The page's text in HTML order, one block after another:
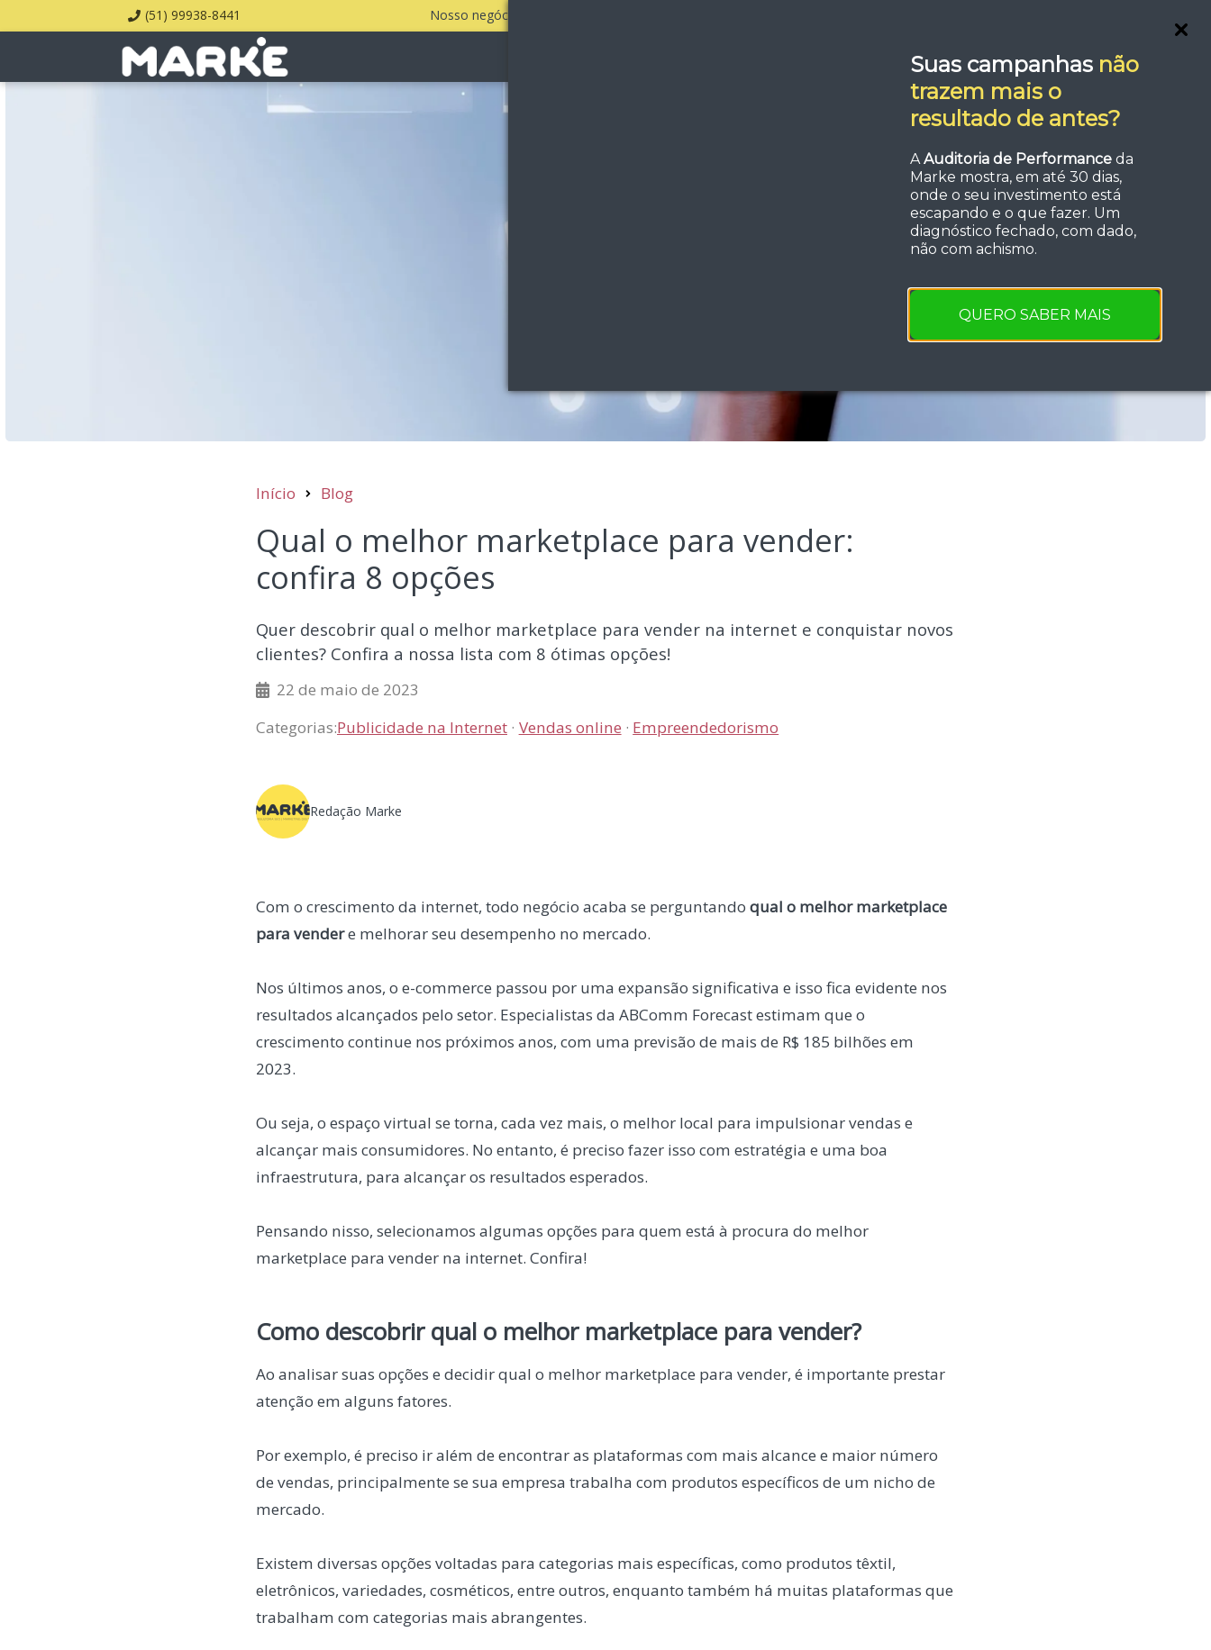
Suas campanhas não
trazem mais o
resultado de antes?
AAuditoria de Performance da
Marke mostra, em até 30 dias,
onde o seu investimento está
escapando e o que fazer. Um
diagnóstico fechado, com dado,
não com achismo.
QUERO SABER MAIS
(51) 99938-8441 Nosso negócio é fazer a sua empresa vender todos os dias!
Fale com um Especialista
Início Blog
Qual o melhor marketplace para vender:
confira 8 opções
Quer descobrir qual o melhor marketplace para vender na internet e conquistar novos
clientes? Confira a nossa lista com 8 ótimas opções!
22 de maio de 2023
Categorias:Publicidade na Internet Vendas online Empreendedorismo
Redação Marke
​​Com o crescimento da internet, todo negócio acaba se perguntando qual o melhor marketplace
para vendere melhorar seu desempenho no mercado.
Nos últimos anos, o e-commerce passou por uma expansão significativa e isso fica evidente nos
resultados alcançados pelo setor. Especialistas da ABComm Forecast estimam que o
crescimento continue nos próximos anos, com uma previsão de mais de R$ 185 bilhões em
2023.
Ou seja, o espaço virtual se torna, cada vez mais, o melhor local para impulsionar vendas e
alcançar mais consumidores. No entanto, é preciso fazer isso com estratégia e uma boa
infraestrutura, para alcançar os resultados esperados.
Pensando nisso, selecionamos algumas opções para quem está à procura do melhor
marketplace para vender na internet. Confira!
Como descobrir qual o melhor marketplace para vender?
Ao analisar suas opções e decidir qual o melhor marketplace para vender, é importante prestar
atenção em alguns fatores.
Por exemplo, é preciso ir além de encontrar as plataformas com mais alcance e maior número
de vendas, principalmente se sua empresa trabalha com produtos específicos de um nicho de
mercado.
Existem diversas opções voltadas para categorias mais específicas, como produtos têxtil,
eletrônicos, variedades, cosméticos, entre outros, enquanto também há muitas plataformas que
trabalham com categorias mais abrangentes.